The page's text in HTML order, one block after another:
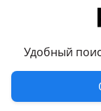
Удобный
Идеальном
Перевести
Другие